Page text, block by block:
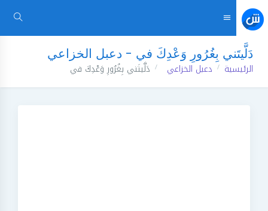
دَلَّيتَني بِغُرُورِ وَعْدِكَ في - دعبل الخزاعي
الرئيسية دعبل الخزاعي دَلَّيتَني بِغُرُورِ وَعْدِكَ في